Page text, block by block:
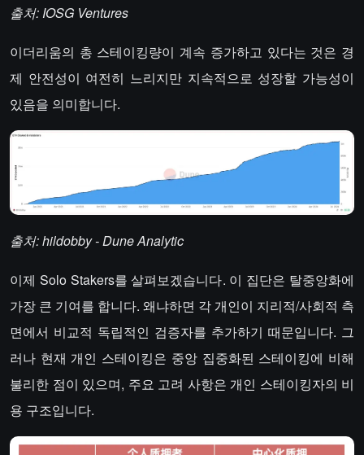
출처: IOSG Ventures
이더리움의 총 스테이킹량이 계속 증가하고 있다는 것은 경
제 안전성이 여전히 느리지만 지속적으로 성장할 가능성이
있음을 의미합니다.
출처: hildobby - Dune Analytic
이제 Solo Stakers를 살펴보겠습니다. 이 집단은 탈중앙화에
가장 큰 기여를 합니다. 왜냐하면 각 개인이 지리적/사회적 측
면에서 비교적 독립적인 검증자를 추가하기 때문입니다. 그
러나 현재 개인 스테이킹은 중앙 집중화된 스테이킹에 비해
불리한 점이 있으며, 주요 고려 사항은 개인 스테이킹자의 비
용 구조입니다.